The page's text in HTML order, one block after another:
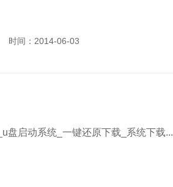
时间： 2014-06-03
盘启动系统_一键还原下载_系统下载...